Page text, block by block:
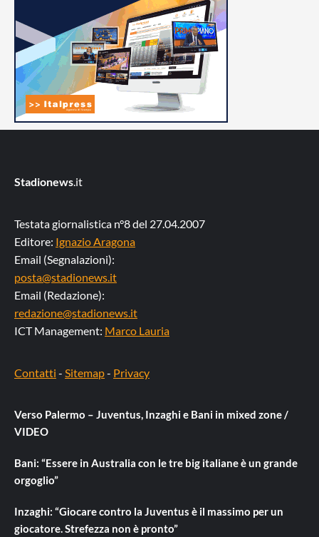
Stadionews.it
Testata giornalistica n°8 del 27.04.2007
Editore: Ignazio Aragona
Email (Segnalazioni):
posta@stadionews.it
Email (Redazione):
redazione@stadionews.it
ICT Management: Marco Lauria
Contatti - Sitemap- Privacy
Verso Palermo – Juventus, Inzaghi e Bani in mixed zone /
VIDEO
Bani: “Essere in Australia con le tre big italiane è un grande
orgoglio”
Inzaghi: “Giocare contro la Juventus è il massimo per un
giocatore. Strefezza non è pronto”